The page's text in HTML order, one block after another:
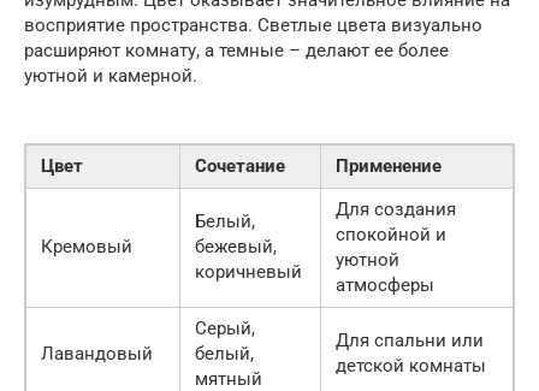
восприятие пространства. Светлые цвета визуально
расширяют комнату, а темные – делают ее более
уютной и камерной.
Цвет Сочетание Применение
Кремовый
Белый,
бежевый,
коричневый
Для создания
спокойной и
уютной
атмосферы
Лавандовый
Серый,
белый,
мятный
Для спальни или
детской комнаты